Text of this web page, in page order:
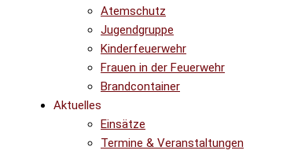
Atemschutz
Jugendgruppe
Kinderfeuerwehr
Frauen in der Feuerwehr
Brandcontainer
Aktuelles
Einsätze
Termine & Veranstaltungen